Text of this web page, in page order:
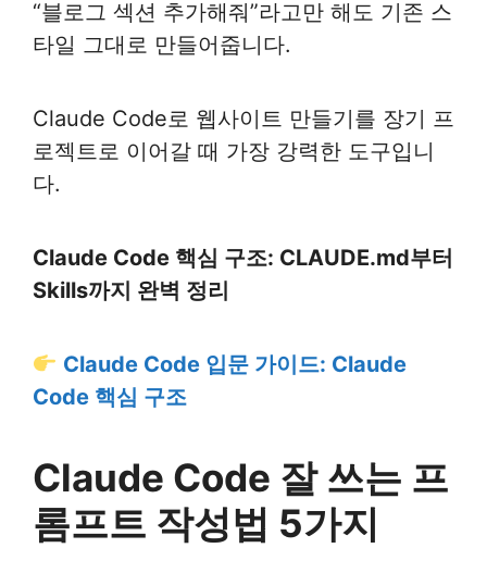
“블로그 섹션 추가해줘”라고만 해도 기존 스
타일 그대로 만들어줍니다.
Claude Code로 웹사이트 만들기를 장기 프
로젝트로 이어갈 때 가장 강력한 도구입니
다.
Claude Code 핵심 구조: CLAUDE.md부터
Skills까지 완벽 정리
Claude Code 입문 가이드: Claude
Code 핵심 구조
Claude Code 잘 쓰는 프
롬프트 작성법 5가지